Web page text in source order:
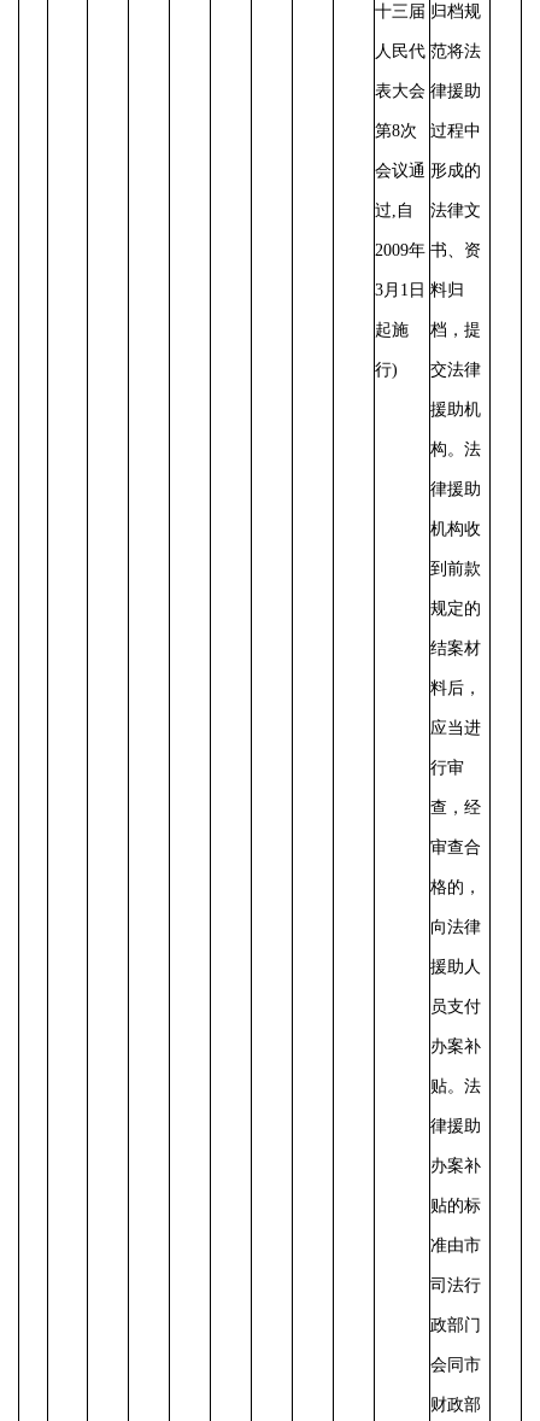
十三届
人民代
表大会
第8次
会议通
过,自
2009年
3月1日
起施
行)
归档规
范将法
律援助
过程中
形成的
法律文
书、资
料归
档，提
交法律
援助机
构。 法
律援助
机构收
到前款
规定的
结案材
料后，
应当进
行审
查，经
审查合
格的，
向法律
援助人
员支付
办案补
贴。 法
律援助
办案补
贴的标
准由市
司法行
政部门
会同市
财政部